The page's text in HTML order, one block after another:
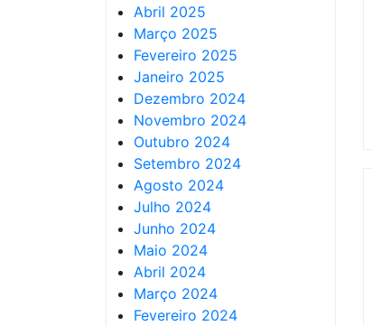
Abril 2025
Março 2025
Fevereiro 2025
Janeiro 2025
Dezembro 2024
Novembro 2024
Outubro 2024
Setembro 2024
Agosto 2024
Julho 2024
Junho 2024
Maio 2024
Abril 2024
Março 2024
Fevereiro 2024